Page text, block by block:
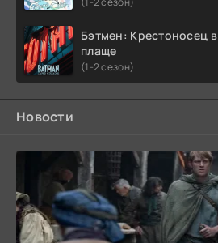
Бэтмен: Крестоносец в
плаще
(1-2 сезон)
Новости